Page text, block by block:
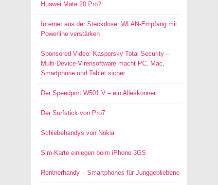
Huawei Mate 20 Pro?
Internet aus der Steckdose: WLAN-Empfang mit
Powerline verstärken
Sponsored Video: Kaspersky Total Security –
Multi-Device-Virensoftware macht PC, Mac,
Smartphone und Tablet sicher
Der Speedport W501 V – ein Alleskönner
Der Surfstick von Pro7
Schiebehandys von Nokia
Sim-Karte einlegen beim iPhone 3GS
Rentnerhandy – Smartphones für Junggebliebene